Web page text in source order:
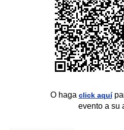
O haga click aquí
evento a su